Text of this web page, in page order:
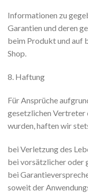
Informationen zu
Garantien und deren
beim Produkt und auf
Shop.
8. Haftung
Für Ansprüche
gesetzlichen Vertreter
wurden, haften wir
bei Verletzung des
bei vorsätzlicher oder
bei
soweit der